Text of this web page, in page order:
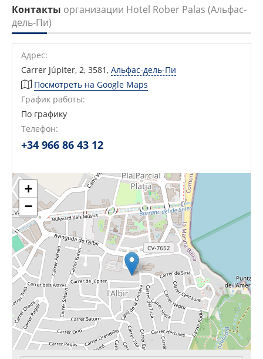
Контакты организации Hotel Rober Palas (Альфас-
дель-Пи)
Адрес:
Carrer Júpiter, 2, 3581, Альфас-дель-Пи
Посмотреть на Google Maps
График работы:
По графику
Телефон:
+34 966 86 43 12
+
−